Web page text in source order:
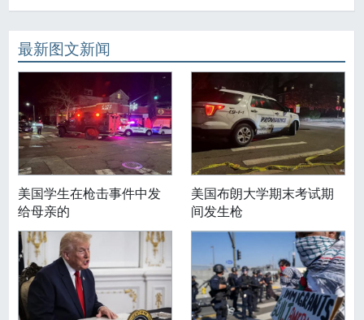
最新图文新闻
美国学生在枪击事件中发
给母亲的
美国布朗大学期末考试期
间发生枪